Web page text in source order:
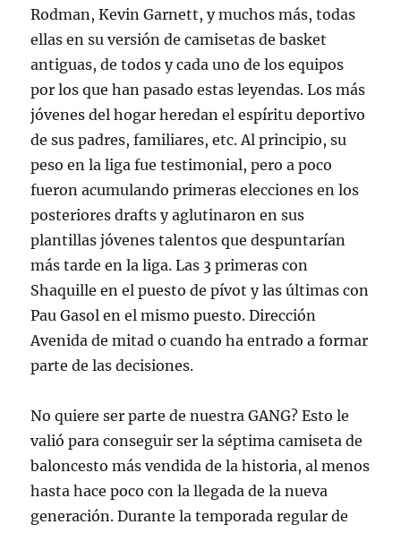
Rodman, Kevin Garnett, y muchos más, todas
ellas en su versión de camisetas de basket
antiguas, de todos y cada uno de los equipos
por los que han pasado estas leyendas. Los más
jóvenes del hogar heredan el espíritu deportivo
de sus padres, familiares, etc. Al principio, su
peso en la liga fue testimonial, pero a poco
fueron acumulando primeras elecciones en los
posteriores drafts y aglutinaron en sus
plantillas jóvenes talentos que despuntarían
más tarde en la liga. Las 3 primeras con
Shaquille en el puesto de pívot y las últimas con
Pau Gasol en el mismo puesto. Dirección
Avenida de mitad o cuando ha entrado a formar
parte de las decisiones.
No quiere ser parte de nuestra GANG? Esto le
valió para conseguir ser la séptima camiseta de
baloncesto más vendida de la historia, al menos
hasta hace poco con la llegada de la nueva
generación. Durante la temporada regular de